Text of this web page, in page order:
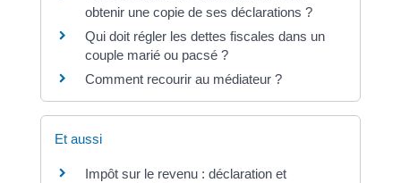
obtenir une copie de ses déclarations ?
Qui doit régler les dettes fiscales dans un
couple marié ou pacsé ?
Comment recourir au médiateur ?
Et aussi
Impôt sur le revenu : déclaration et